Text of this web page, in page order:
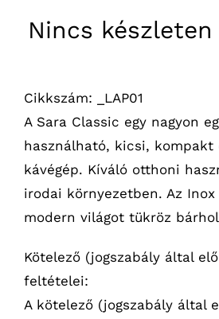
Nincs készleten
Cikkszám: _LAP01
A Sara Classic egy nagyon
használható, kicsi, kompakt
kávégép. Kíváló otthoni
irodai környezetben. Az Inox
modern világot tükröz
Kötelező (jogszabály által
feltételei:
A kötelező (jogszabály által